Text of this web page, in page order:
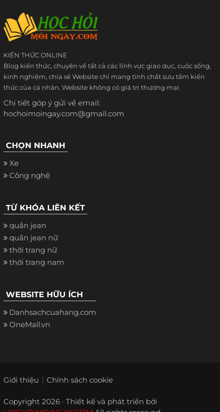
KIẾN THỨC ONLINE
Blog kiến thức, chuyên về tất cả các lĩnh vực giáo dục, cuộc sống,
kinh nghiệm, chia sẻ Website chỉ mang tính chất sưu tầm kiến
thức của cá nhân. Website không có giá trị thương mại.
Chi tiết góp ý gửi về email:
hochoimoingay.com@gmail.com
CHỌN NHANH
Xe
Công nghệ
TỪ KHÓA LIÊN KẾT
quần jean
quần jean nữ
thời trang nữ
thời trang nam
WEBSITE HỮU ÍCH
Danhsachcuahang.com
OneMall.vn
Giới thiệu Chính sách cookie
Copyright 2026 · Thiết kế và phát triển bởi